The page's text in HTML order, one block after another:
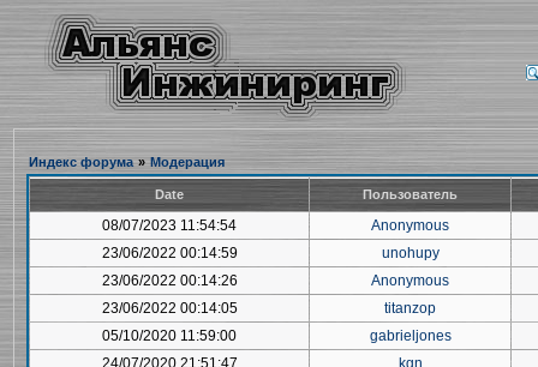
Индекс форума » Модерация
Date Пользователь
08/07/2023 11:54:54
Anonymous
23/06/2022 00:14:59
unohupy
23/06/2022 00:14:26
Anonymous
23/06/2022 00:14:05
titanzop
05/10/2020 11:59:00
gabrieljones
24/07/2020 21:51:47
kgn